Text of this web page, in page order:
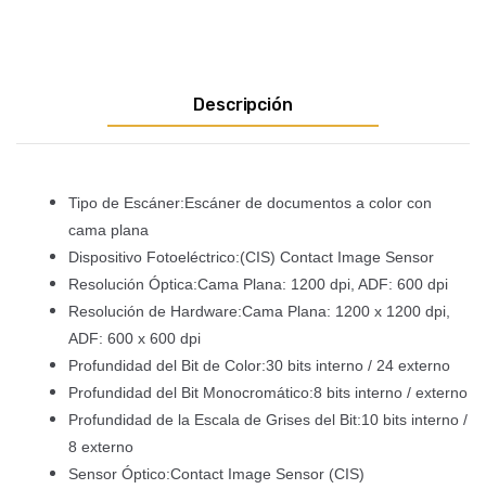
Descripción
Tipo de Escáner:Escáner de documentos a color con
cama plana
Dispositivo Fotoeléctrico:(CIS) Contact Image Sensor
Resolución Óptica:Cama Plana: 1200 dpi, ADF: 600 dpi
Resolución de Hardware:Cama Plana: 1200 x 1200 dpi,
ADF: 600 x 600 dpi
Profundidad del Bit de Color:30 bits interno / 24 externo
Profundidad del Bit Monocromático:8 bits interno / externo
Profundidad de la Escala de Grises del Bit:10 bits interno /
8 externo
Sensor Óptico:Contact Image Sensor (CIS)